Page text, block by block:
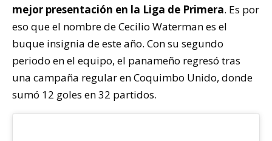
mejor presentación en la Liga de Primera. Es por
eso que el nombre de Cecilio Waterman es el
buque insignia de este año. Con su segundo
periodo en el equipo, el panameño regresó tras
una campaña regular en Coquimbo Unido, donde
sumó 12 goles en 32 partidos.